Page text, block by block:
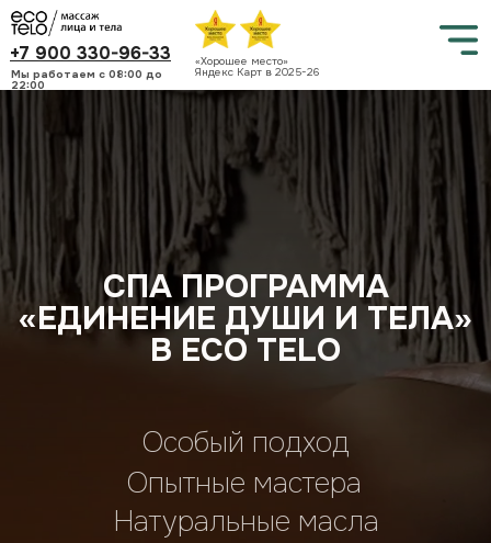
Мы работаем c 08:00 до
22:00
+7 900 330-96-33 «Хорошее место»
Яндекс Карт в 2025-26
СПА ПРОГРАММА
«ЕДИНЕНИЕ ДУШИ И ТЕЛА»
В ECO TELO
Особый подход
Опытные мастера
ЗАПИСАТЬСЯ